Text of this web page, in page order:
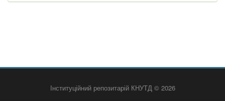
Інституційний репозитарій КНУТД © 2026